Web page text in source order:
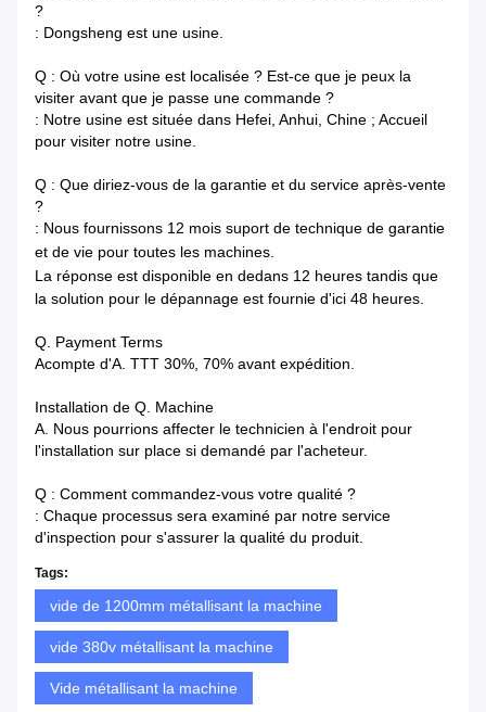
?
: Dongsheng est une usine.
Q : Où votre usine est localisée ? Est-ce que je peux la
visiter avant que je passe une commande ?
: Notre usine est située dans Hefei, Anhui, Chine ; Accueil
pour visiter notre usine.
Q : Que diriez-vous de la garantie et du service après-vente
?
: Nous fournissons 12 mois suport de technique de garantie
et de vie pour toutes les machines.
La réponse est disponible en dedans 12 heures tandis que
la solution pour le dépannage est fournie d'ici 48 heures.
Q. Payment Terms
Acompte d'A. TTT 30%, 70% avant expédition.
Installation de Q. Machine
A. Nous pourrions affecter le technicien à l'endroit pour
l'installation sur place si demandé par l'acheteur.
Q : Comment commandez-vous votre qualité ?
: Chaque processus sera examiné par notre service
d'inspection pour s'assurer la qualité du produit.
Tags:
vide de 1200mm métallisant la machine
vide 380v métallisant la machine
Vide métallisant la machine